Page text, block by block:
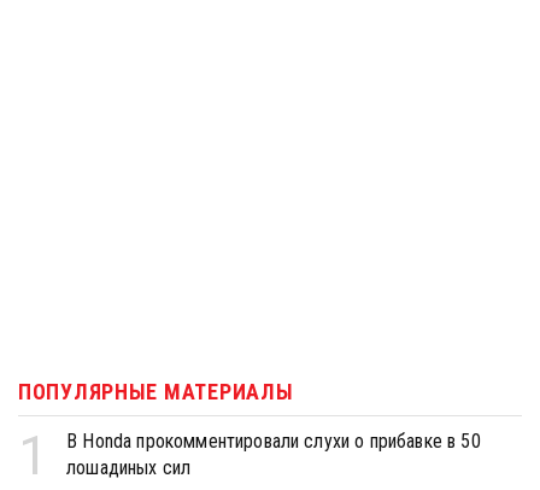
ПОПУЛЯРНЫЕ МАТЕРИАЛЫ
1
В Honda прокомментировали слухи о прибавке в 50
лошадиных сил